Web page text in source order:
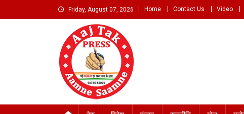
to
Friday, August 07, 2026 Home Contact Us Video
Aaj Tak Aamne